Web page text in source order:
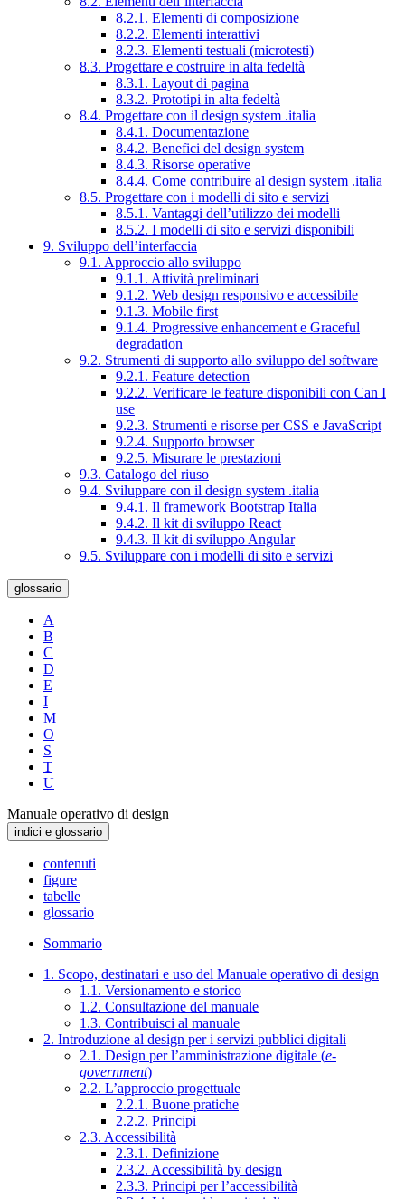
8.2.1. Elementi di composizione
8.2.2. Elementi interattivi
8.2.3. Elementi testuali (microtesti)
8.3. Progettare e costruire in alta fedeltà
8.3.1. Layout di pagina
8.3.2. Prototipi in alta fedeltà
8.4. Progettare con il design system .italia
8.4.1. Documentazione
8.4.2. Benefici del design system
8.4.3. Risorse operative
8.4.4. Come contribuire al design system .italia
8.5. Progettare con i modelli di sito e servizi
8.5.1. Vantaggi dell’utilizzo dei modelli
8.5.2. I modelli di sito e servizi disponibili
9. Sviluppo dell’interfaccia
9.1. Approccio allo sviluppo
9.1.1. Attività preliminari
9.1.2. Web design responsivo e accessibile
9.1.3. Mobile first
9.1.4. Progressive enhancement e Graceful
degradation
9.2. Strumenti di supporto allo sviluppo del software
9.2.1. Feature detection
9.2.2. Verificare le feature disponibili con Can I
use
9.2.3. Strumenti e risorse per CSS e JavaScript
9.2.4. Supporto browser
9.2.5. Misurare le prestazioni
9.3. Catalogo del riuso
9.4. Sviluppare con il design system .italia
9.4.1. Il framework Bootstrap Italia
9.4.2. Il kit di sviluppo React
9.4.3. Il kit di sviluppo Angular
9.5. Sviluppare con i modelli di sito e servizi
glossario
A
B
C
D
E
I
M
O
S
T
U
Manuale operativo di design
indici e glossario
contenuti
figure
tabelle
glossario
Sommario
1. Scopo, destinatari e uso del Manuale operativo di design
1.1. Versionamento e storico
1.2. Consultazione del manuale
1.3. Contribuisci al manuale
2. Introduzione al design per i servizi pubblici digitali
2.1. Design per l’amministrazione digitale (e-
government)
2.2. L’approccio progettuale
2.2.1. Buone pratiche
2.2.2. Principi
2.3. Accessibilità
2.3.1. Definizione
2.3.2. Accessibilità by design
2.3.3. Principi per l’accessibilità